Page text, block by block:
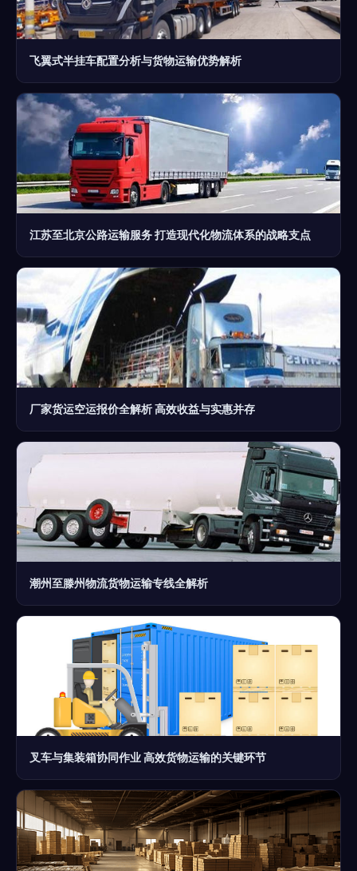
飞翼式半挂车配置分析与货物运输优势解析
江苏至北京公路运输服务 打造现代化物流体系的战略支点
厂家货运空运报价全解析 高效收益与实惠并存
潮州至滕州物流货物运输专线全解析
叉车与集装箱协同作业 高效货物运输的关键环节